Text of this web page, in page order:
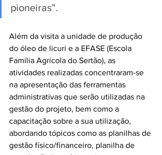
pioneiras”.
Além da visita a unidade de produção
do óleo de licuri e a EFASE (Escola
Família Agrícola do Sertão), as
atividades realizadas concentraram-se
na apresentação das ferramentas
administrativas que serão utilizadas na
gestão do projeto, bem como a
capacitação sobre a sua utilização,
abordando tópicos como as planilhas de
gestão físico/financeiro, planilha de